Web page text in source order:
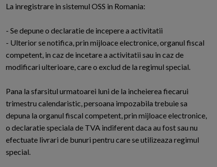
La inregistrare in sistemul OSS in Romania:
- Se depune o declaratie de incepere a activitatii
- Ulterior se notifica, prin mijloace electronice, organul fiscal
competent, in caz de incetare a activitatii sau in caz de
modificari ulterioare, care o exclud de la regimul special.
Pana la sfarsitul urmatoarei luni de la incheierea fiecarui
trimestru calendaristic, persoana impozabila trebuie sa
depuna la organul fiscal competent, prin mijloace electronice,
o declaratie speciala de TVA indiferent daca au fost sau nu
efectuate livrari de bunuri pentru care se utilizeaza regimul
special.